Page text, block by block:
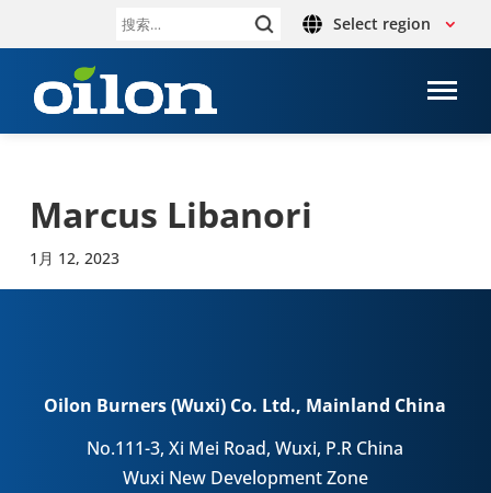
搜 Select region
Marcus Libanori
1月 12, 2023
Oilon Burners (Wuxi) Co. Ltd., Mainland China
No.111-3, Xi Mei Road, Wuxi, P.R China
Wuxi New Development Zone